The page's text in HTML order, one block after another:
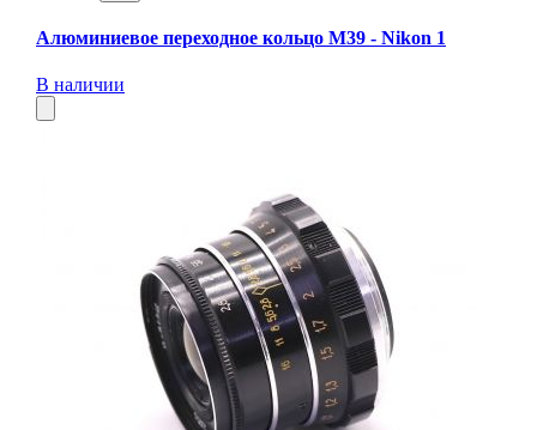
Алюминиевое переходное кольцо M39 - Nikon 1
В наличии